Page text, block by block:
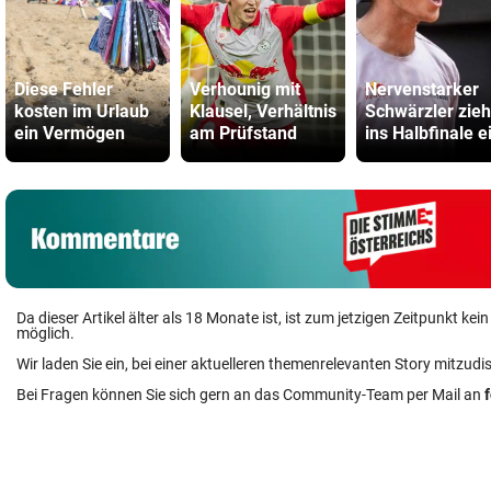
Diese Fehler
kosten im Urlaub
ein Vermögen
Verhounig mit
Klausel, Verhältnis
am Prüfstand
Nervenstarker
Schwärzler
ins Halbfinale
Da dieser Artikel älter als 18 Monate ist, ist zum jetzigen Zeitpunkt
möglich.
Wir laden Sie ein, bei einer aktuelleren themenrelevanten Story
Bei Fragen können Sie sich gern an das Community-Team per Mail an